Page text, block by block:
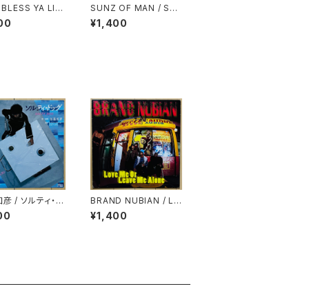
YA LIF
SUNZ OF MAN / SO
LDIERS OF DARKNE
SS
¥1,400
/ ソルティ・ド
DOG)
BRAND NUBIAN / LO
VE ME OR LEAVE ME
ALONE
¥1,400